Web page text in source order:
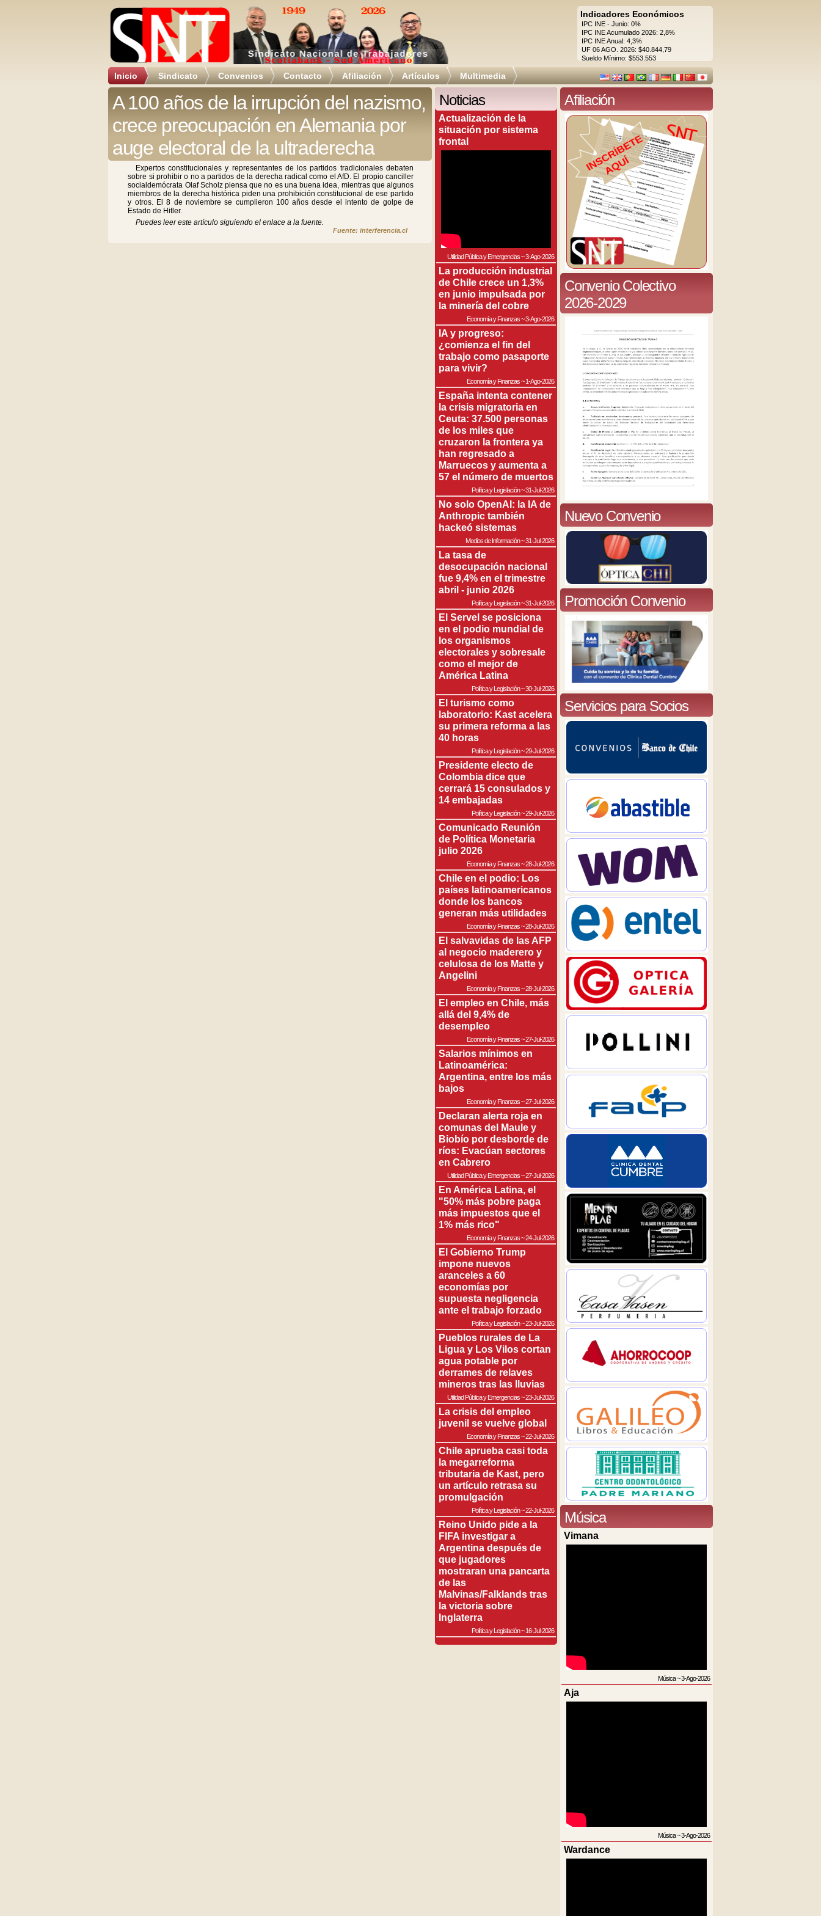
Indicadores Económicos
IPC INE - Junio: 0%
IPC INE Acumulado 2026: 2,8%
IPC INE Anual: 4,3%
UF 06 AGO. 2026: $40.844,79
Sueldo Mínimo: $553.553
Inicio Sindicato Convenios Contacto Afiliación Artículos Multimedia
A 100 años de la irrupción del nazismo,
crece preocupación en Alemania por
auge electoral de la ultraderecha
Expertos constitucionales y representantes de los partidos tradicionales debaten
sobre si prohibir o no a partidos de la derecha radical como el AfD. El propio canciller
socialdemócrata Olaf Scholz piensa que no es una buena idea, mientras que algunos
miembros de la derecha histórica piden una prohibición constitucional de ese partido
y otros. El 8 de noviembre se cumplieron 100 años desde el intento de golpe de
Estado de Hitler.
Puedes leer este artículo siguiendo el enlace a la fuente.
Fuente: interferencia.cl
Noticias
Actualización de la
situación por sistema
frontal
Utilidad Pública y Emergencias~3-Ago-2026
La producción industrial
de Chile crece un 1,3%
en junio impulsada por
la minería del cobre
Economía y Finanzas~3-Ago-2026
IA y progreso:
¿comienza el fin del
trabajo como pasaporte
para vivir?
Economía y Finanzas~1-Ago-2026
España intenta contener
la crisis migratoria en
Ceuta: 37.500 personas
de los miles que
cruzaron la frontera ya
han regresado a
Marruecos y aumenta a
57 el número de muertos
Política y Legislación~31-Jul-2026
No solo OpenAI: la IA de
Anthropic también
hackeó sistemas
Medios de Información~31-Jul-2026
La tasa de
desocupación nacional
fue 9,4% en el trimestre
abril - junio 2026
Política y Legislación~31-Jul-2026
El Servel se posiciona
en el podio mundial de
los organismos
electorales y sobresale
como el mejor de
América Latina
Política y Legislación~30-Jul-2026
El turismo como
laboratorio: Kast acelera
su primera reforma a las
40 horas
Política y Legislación~29-Jul-2026
Presidente electo de
Colombia dice que
cerrará 15 consulados y
14 embajadas
Política y Legislación~29-Jul-2026
Comunicado Reunión
de Política Monetaria
julio 2026
Economía y Finanzas~28-Jul-2026
Chile en el podio: Los
países latinoamericanos
donde los bancos
generan más utilidades
Economía y Finanzas~28-Jul-2026
El salvavidas de las AFP
al negocio maderero y
celulosa de los Matte y
Angelini
Economía y Finanzas~28-Jul-2026
El empleo en Chile, más
allá del 9,4% de
desempleo
Economía y Finanzas~27-Jul-2026
Salarios mínimos en
Latinoamérica:
Argentina, entre los más
bajos
Economía y Finanzas~27-Jul-2026
Declaran alerta roja en
comunas del Maule y
Biobío por desborde de
ríos: Evacúan sectores
en Cabrero
Utilidad Pública y Emergencias~27-Jul-2026
En América Latina, el
"50% más pobre paga
más impuestos que el
1% más rico"
Economía y Finanzas~24-Jul-2026
El Gobierno Trump
impone nuevos
aranceles a 60
economías por
supuesta negligencia
ante el trabajo forzado
Política y Legislación~23-Jul-2026
Pueblos rurales de La
Ligua y Los Vilos cortan
agua potable por
derrames de relaves
mineros tras las lluvias
Utilidad Pública y Emergencias~23-Jul-2026
La crisis del empleo
juvenil se vuelve global
Economía y Finanzas~22-Jul-2026
Chile aprueba casi toda
la megarreforma
tributaria de Kast, pero
un artículo retrasa su
promulgación
Política y Legislación~22-Jul-2026
Reino Unido pide a la
FIFA investigar a
Argentina después de
que jugadores
mostraran una pancarta
de las
Malvinas/Falklands tras
la victoria sobre
Inglaterra
Política y Legislación~16-Jul-2026
Afiliación
Convenio Colectivo
2026-2029
Nuevo Convenio
Promoción Convenio
Servicios para Socios
Música
Vimana
Música~3-Ago-2026
Aja
Música~3-Ago-2026
Wardance